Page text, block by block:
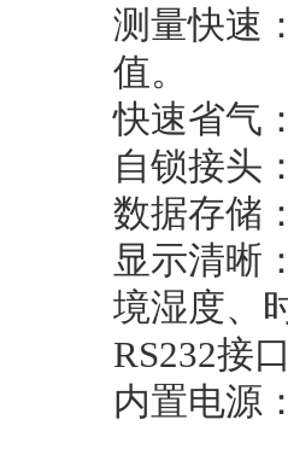
测量快速
值。
快速省气
自锁接头
数据存储
显示清晰
境湿度、
RS232接
内置电源